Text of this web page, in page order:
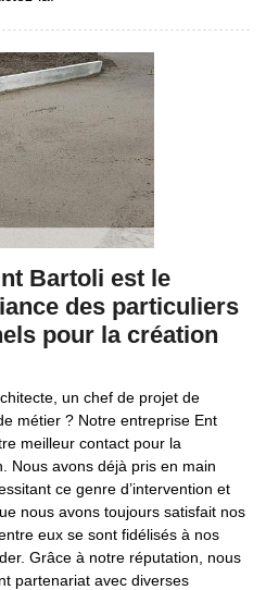
Bartoli est le
des particuliers
pour la création
un chef de projet de
métier ? Notre entreprise Ent
meilleur contact pour la
Nous avons déjà pris en main
ce genre d’intervention et
nous avons toujours satisfait nos
eux se sont fidélisés à nos
Grâce à notre réputation, nous
partenariat avec diverses